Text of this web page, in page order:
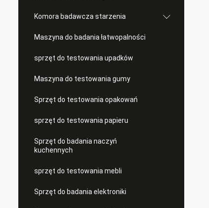
Komora badawcza starzenia
Maszyna do badania łatwopalności
sprzęt do testowania upadków
Maszyna do testowania gumy
Sprzęt do testowania opakowań
sprzęt do testowania papieru
Sprzęt do badania naczyń
kuchennych
sprzęt do testowania mebli
Sprzęt do badania elektroniki